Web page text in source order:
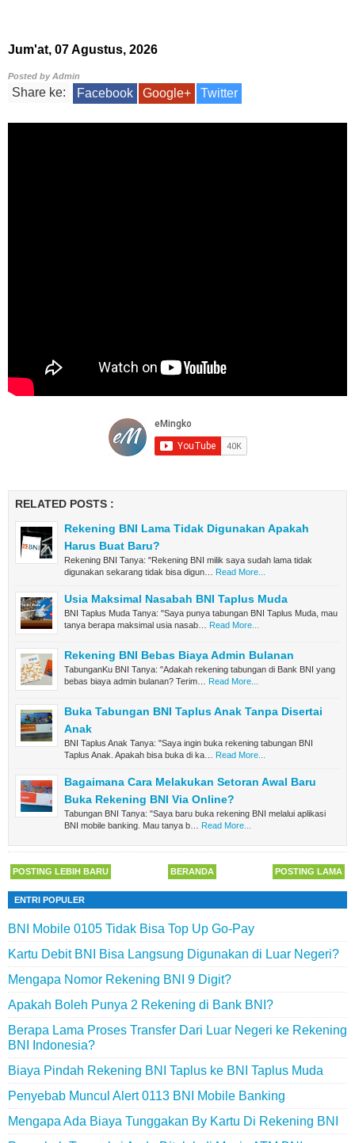
Jum'at, 07 Agustus, 2026
Posted byAdmin
Share ke: Facebook Google+ Twitter
RELATED POSTS :
Rekening BNI Lama Tidak Digunakan Apakah
Harus Buat Baru?
Rekening BNI Tanya: "Rekening BNI milik saya sudah lama tidak
digunakan sekarang tidak bisa digun…
Read More...
Usia Maksimal Nasabah BNI Taplus Muda
BNI Taplus Muda Tanya: "Saya punya tabungan BNI Taplus Muda, mau
tanya berapa maksimal usia nasab…
Read More...
Rekening BNI Bebas Biaya Admin Bulanan
TabunganKu BNI Tanya: "Adakah rekening tabungan di Bank BNI yang
bebas biaya admin bulanan? Terim…
Read More...
Buka Tabungan BNI Taplus Anak Tanpa Disertai
Anak
BNI Taplus Anak Tanya: "Saya ingin buka rekening tabungan BNI
Taplus Anak. Apakah bisa buka di ka…
Read More...
Bagaimana Cara Melakukan Setoran Awal Baru
Buka Rekening BNI Via Online?
Tabungan BNI Tanya: "Saya baru buka rekening BNI melalui aplikasi
BNI mobile banking. Mau tanya b…
Read More...
POSTING LEBIH BARU POSTING LAMA
BERANDA
ENTRI POPULER
BNI Mobile 0105 Tidak Bisa Top Up Go-Pay
Kartu Debit BNI Bisa Langsung Digunakan di Luar Negeri?
Mengapa Nomor Rekening BNI 9 Digit?
Apakah Boleh Punya 2 Rekening di Bank BNI?
Berapa Lama Proses Transfer Dari Luar Negeri ke Rekening
BNI Indonesia?
Biaya Pindah Rekening BNI Taplus ke BNI Taplus Muda
Penyebab Muncul Alert 0113 BNI Mobile Banking
Mengapa Ada Biaya Tunggakan By Kartu Di Rekening BNI